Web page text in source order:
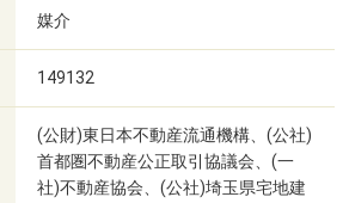
媒介
149132
(公財)東日本不動産流通機構、(公社)
首都圏不動産公正取引協議会、(一
社)不動産協会、(公社)埼玉県宅地建